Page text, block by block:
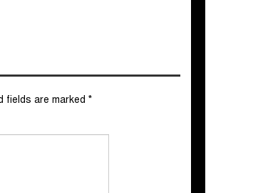
fields are marked *